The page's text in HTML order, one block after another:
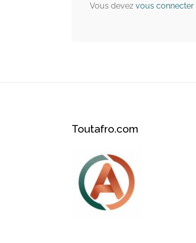
Vous devez vous connecter
Toutafro.com